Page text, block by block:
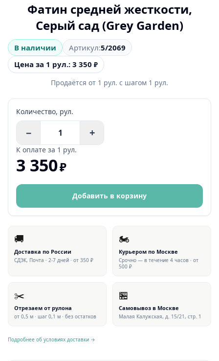
Фатин средней жесткости,
Серый сад (Grey Garden)
В наличии Артикул:5/2069
Цена за 1 рул.: 3 350 ₽
Продаётся от 1 рул. с шагом 1 рул.
Количество, рул.
− +
К оплате за 1 рул.
3 350₽
Добавить в корзину
🚚
Доставка по России
СДЭК, Почта · 2-7 дней · от 350 ₽
🏍
Курьером по Москве
Срочно — в течение 4 часов · от
500 ₽
✂️
Отрезаем от рулона
от 0,5 м · шаг 0,1 м · без остатков
🏪
Самовывоз в Москве
Малая Калужская, д. 15/21, стр. 1
Подробнее об условиях доставки →